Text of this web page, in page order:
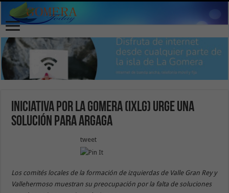
Iniciativa por La Gomera (IxLG) urge una
solución para Argaga
tweet
Los comités locales de la formación de izquierdas de Valle Gran Rey y
Vallehermoso muestran su preocupación por la falta de soluciones